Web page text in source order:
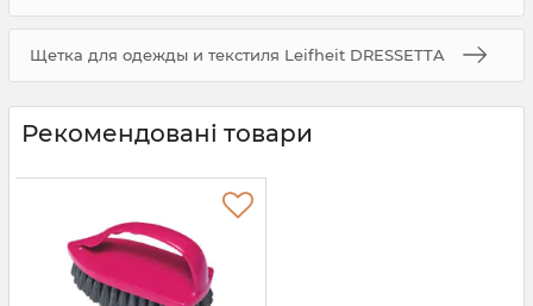
Щетка для одежды и текстиля Leifheit DRESSETTA
Рекомендовані товари